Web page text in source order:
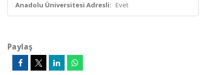
Anadolu Üniversitesi Adresli: Evet
Paylaş